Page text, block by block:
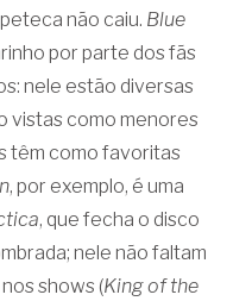
não caiu. Blue
por parte dos fãs
nele estão diversas
vistas como menores
têm como favoritas
, por exemplo, é uma
, que fecha o disco
nele não faltam
shows (King of the